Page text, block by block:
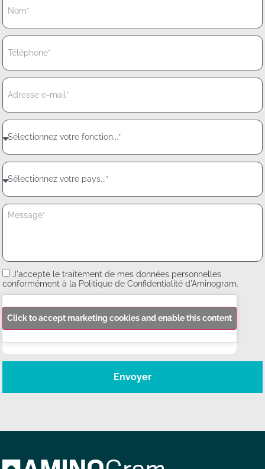
J'accepte le traitement de mes données personnelles
conformément à la Politique de Confidentialité d'Aminogram.
Click to accept marketing cookies and enable this content
Envoyer